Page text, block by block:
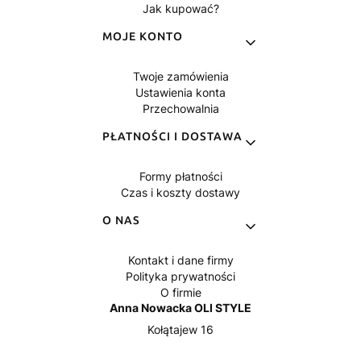
Anna Nowacka OLI STYLE
Kołątajew 16
Jak kupować?
MOJE KONTO
Twoje zamówienia
Ustawienia konta
Przechowalnia
PŁATNOŚCI I DOSTAWA
Formy płatności
Czas i koszty dostawy
O NAS
Kontakt i dane firmy
Polityka prywatności
O firmie